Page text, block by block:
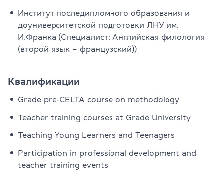
Институт последипломного образования и
доуниверситетской подготовки ЛНУ им.
И.Франка (Специалист: Английская филология
(второй язык – французский))
Квалификации
Grade pre-CELTA course on methodology
Teacher training courses at Grade University
Teaching Young Learners and Teenagers
Participation in professional development and
teacher training events